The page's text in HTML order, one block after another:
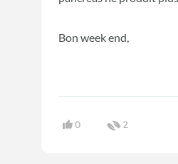
Bon week end,
0 2